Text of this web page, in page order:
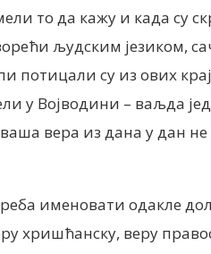
то да кажу и када су
људским
су из ових
у Војводини – ваљда
ваша вера из дана у
именовати одакле
хришћанску, веру